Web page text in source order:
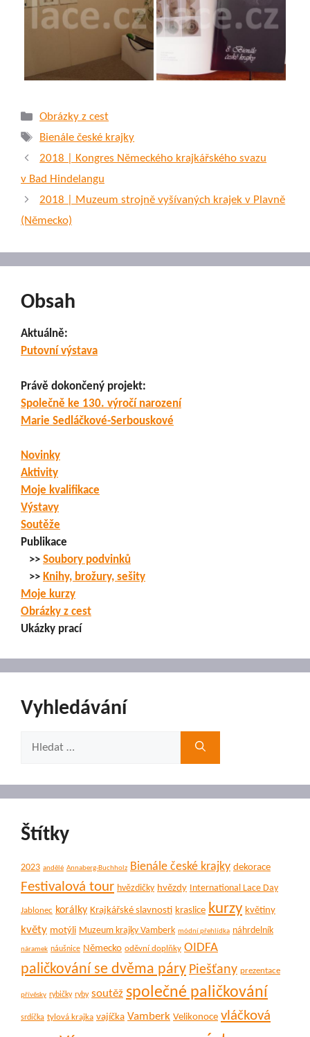
Rubriky
Obrázky z cest
Štítky
Bienále české krajky
2018 | Kongres Německého krajkářského svazu
v Bad Hindelangu
2018 | Muzeum strojně vyšívaných krajek v Plavně
(Německo)
Obsah
Aktuálně:
Putovní výstava
Právě dokončený projekt:
Společně ke 130. výročí narození
Marie Sedláčkové-Serbouskové
Novinky
Aktivity
Moje kvalifikace
Výstavy
Soutěže
Publikace
>> Soubory podvinků
>> Knihy, brožury, sešity
Moje kurzy
Obrázky z cest
Ukázky prací
Vyhledávání
Štítky
2023 andělé Annaberg-Buchholz Bienále české krajky dekorace
Festivalová tour hvězdičky hvězdy International Lace Day
Jablonec korálky Krajkářské slavnosti kraslice kurzy květiny
květy motýli Muzeum krajky Vamberk módní přehlídka náhrdelník
náramek náušnice Německo oděvní doplňky OIDFA
paličkování se dvěma páry Piešťany prezentace
přívěsky rybičky ryby soutěž společné paličkování
srdíčka tylová krajka vajíčka Vamberk Velikonoce vláčková